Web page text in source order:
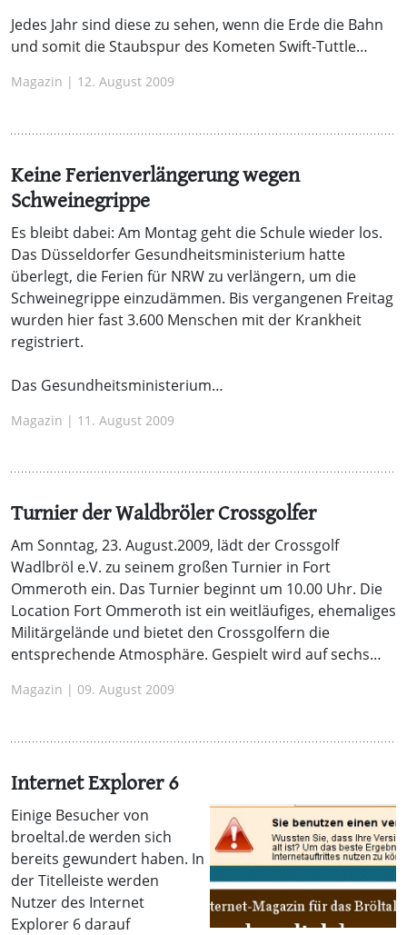
Jedes Jahr sind diese zu sehen, wenn die Erde die Bahn
und somit die Staubspur des Kometen Swift-Tuttle…
Magazin | 12. August 2009
Keine Ferienverlängerung wegen
Schweinegrippe
Es bleibt dabei: Am Montag geht die Schule wieder los.
Das Düsseldorfer Gesundheitsministerium hatte
überlegt, die Ferien für NRW zu verlängern, um die
Schweinegrippe einzudämmen. Bis vergangenen Freitag
wurden hier fast 3.600 Menschen mit der Krankheit
registriert.
Das Gesundheitsministerium…
Magazin | 11. August 2009
Turnier der Waldbröler Crossgolfer
Am Sonntag, 23. August.2009, lädt der Crossgolf
Wadlbröl e.V. zu seinem großen Turnier in Fort
Ommeroth ein. Das Turnier beginnt um 10.00 Uhr. Die
Location Fort Ommeroth ist ein weitläufiges, ehemaliges
Militärgelände und bietet den Crossgolfern die
entsprechende Atmosphäre. Gespielt wird auf sechs…
Magazin | 09. August 2009
Internet Explorer 6
Einige Besucher von
broeltal.de werden sich
bereits gewundert haben. In
der Titelleiste werden
Nutzer des Internet
Explorer 6 darauf